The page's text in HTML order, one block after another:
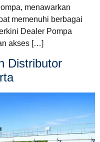
menawarkan
memenuhi berbagai
Dealer Pompa
akses […]
Distributor